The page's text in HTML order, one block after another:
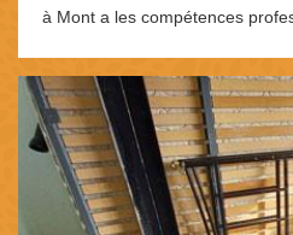
à Mont a les compétences